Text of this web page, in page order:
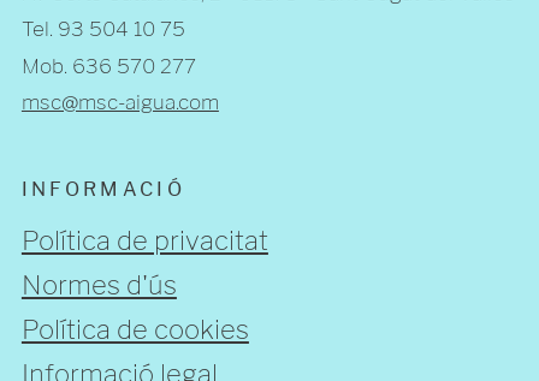
Tel. 93 504 10 75
Mob. 636 570 277
msc@msc-aigua.com
INFORMACIÓ
Política de privacitat
Normes d'ús
Política de cookies
Informació legal